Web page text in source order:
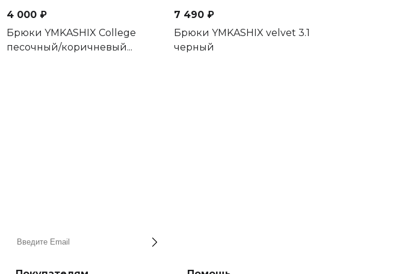
4 000 ₽
Брюки YMKASHIX College
песочный/коричневый...
7 490 ₽
Брюки YMKASHIX velvet 3.1
черный